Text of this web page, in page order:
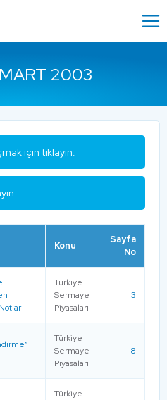
2003
için tıklayın.
Konu
Sayfa
No
Türkiye
Sermaye
Piyasaları
3
Türkiye
Sermaye
Piyasaları
8
Türkiye